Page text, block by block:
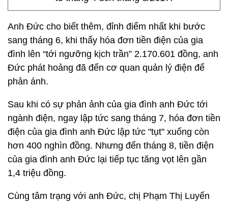
Anh Đức cho biết thêm, đỉnh điểm nhất khi bước
sang tháng 6, khi thấy hóa đơn tiền điện của gia
đình lên “tới ngưỡng kịch trần” 2.170.601 đồng, anh
Đức phát hoảng đã đến cơ quan quản lý điện để
phản ánh.
Sau khi có sự phản ảnh của gia đình anh Đức tới
ngành điện, ngay lập tức sang tháng 7, hóa đơn tiền
điện của gia đình anh Đức lập tức "tụt" xuống còn
hơn 400 nghìn đồng. Nhưng đến tháng 8, tiền điện
của gia đình anh Đức lại tiếp tục tăng vọt lên gần
1,4 triệu đồng.
Cùng tâm trạng với anh Đức, chị Phạm Thị Luyến